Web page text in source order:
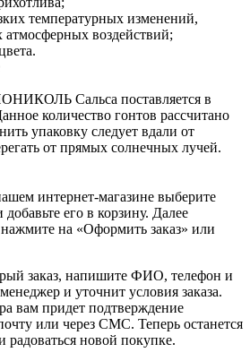
температурных изменений,
атмосферных воздействий;
Сальса поставляется в
количество гонтов рассчитано
упаковку следует вдали от
от прямых солнечных лучей.
интернет-магазине выберите
его в корзину. Далее
на «Оформить заказ» или
заказ, напишите ФИО, телефон и
и уточнит условия заказа.
вам придет подтверждение
или через СМС. Теперь останется
радоваться новой покупке.